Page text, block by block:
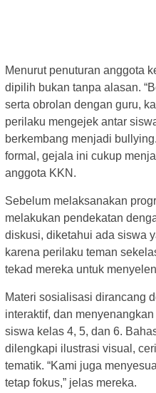
Menurut penuturan anggota
dipilih bukan tanpa alasan.
serta obrolan dengan guru,
perilaku mengejek antar
berkembang menjadi
formal, gejala ini cukup
anggota KKN.
Sebelum melaksanakan
melakukan pendekatan
diskusi, diketahui ada siswa
karena perilaku teman
tekad mereka untuk
Materi sosialisasi dirancang
interaktif, dan
siswa kelas 4, 5, dan 6.
dilengkapi ilustrasi visual,
tematik. “Kami juga
tetap fokus,” jelas mereka.